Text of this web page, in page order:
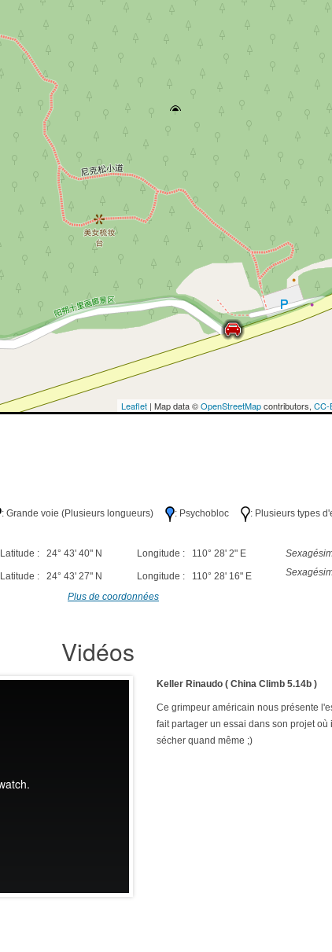
Leaflet| Map data ©OpenStreetMapcontributors, CC-
: Grande voie (Plusieurs longueurs) : Psychobloc : Plusieurs types
Latitude : 24° 43' 40" N Longitude : 110° 28' 2" E
Latitude : 24° 43' 27" N Longitude : 110° 28' 16" E
Plus de coordonnées
Vidéos
Keller Rinaudo ( China Climb 5.14b )
Ce grimpeur américain nous présente
fait partager un essai dans son projet où
sécher quand même ;)